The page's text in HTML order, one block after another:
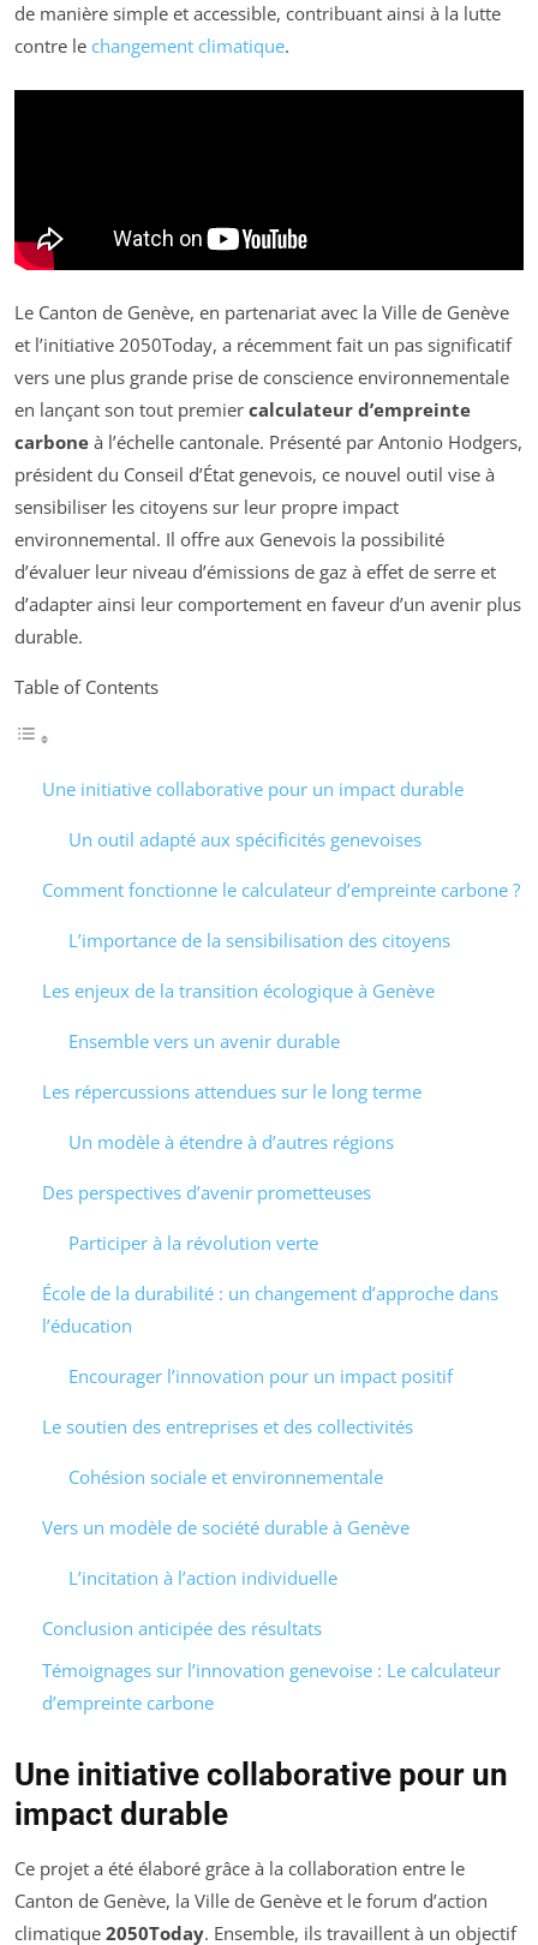
de manière simple et accessible, contribuant ainsi à la lutte
contre le changement climatique.
Le Canton de Genève, en partenariat avec la Ville de Genève
et l’initiative 2050Today, a récemment fait un pas significatif
vers une plus grande prise de conscience environnementale
en lançant son tout premier calculateur d’empreinte
carbone à l’échelle cantonale. Présenté par Antonio Hodgers,
président du Conseil d’État genevois, ce nouvel outil vise à
sensibiliser les citoyens sur leur propre impact
environnemental. Il offre aux Genevois la possibilité
d’évaluer leur niveau d’émissions de gaz à effet de serre et
d’adapter ainsi leur comportement en faveur d’un avenir plus
durable.
Table of Contents
Une initiative collaborative pour un impact durable
Un outil adapté aux spécificités genevoises
Comment fonctionne le calculateur d’empreinte carbone ?
L’importance de la sensibilisation des citoyens
Les enjeux de la transition écologique à Genève
Ensemble vers un avenir durable
Les répercussions attendues sur le long terme
Un modèle à étendre à d’autres régions
Des perspectives d’avenir prometteuses
Participer à la révolution verte
École de la durabilité : un changement d’approche dans
l’éducation
Encourager l’innovation pour un impact positif
Le soutien des entreprises et des collectivités
Cohésion sociale et environnementale
Vers un modèle de société durable à Genève
L’incitation à l’action individuelle
Conclusion anticipée des résultats
Témoignages sur l’innovation genevoise : Le calculateur
d’empreinte carbone
Une initiative collaborative pour un
impact durable
Ce projet a été élaboré grâce à la collaboration entre le
Canton de Genève, la Ville de Genève et le forum d’action
climatique 2050Today. Ensemble, ils travaillent à un objectif